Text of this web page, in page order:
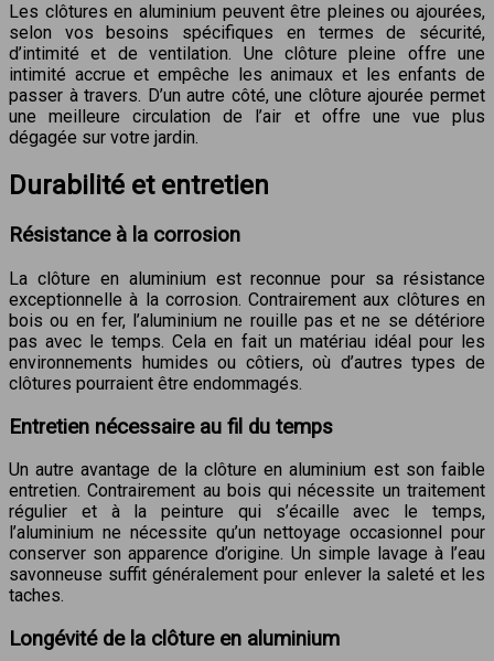
Les clôtures en aluminium peuvent être pleines ou ajourées,
selon vos besoins spécifiques en termes de sécurité,
d’intimité et de ventilation. Une clôture pleine offre une
intimité accrue et empêche les animaux et les enfants de
passer à travers. D’un autre côté, une clôture ajourée permet
une meilleure circulation de l’air et offre une vue plus
dégagée sur votre jardin.
Durabilité et entretien
Résistance à la corrosion
La clôture en aluminium est reconnue pour sa résistance
exceptionnelle à la corrosion. Contrairement aux clôtures en
bois ou en fer, l’aluminium ne rouille pas et ne se détériore
pas avec le temps. Cela en fait un matériau idéal pour les
environnements humides ou côtiers, où d’autres types de
clôtures pourraient être endommagés.
Entretien nécessaire au fil du temps
Un autre avantage de la clôture en aluminium est son faible
entretien. Contrairement au bois qui nécessite un traitement
régulier et à la peinture qui s’écaille avec le temps,
l’aluminium ne nécessite qu’un nettoyage occasionnel pour
conserver son apparence d’origine. Un simple lavage à l’eau
savonneuse suffit généralement pour enlever la saleté et les
taches.
Longévité de la clôture en aluminium